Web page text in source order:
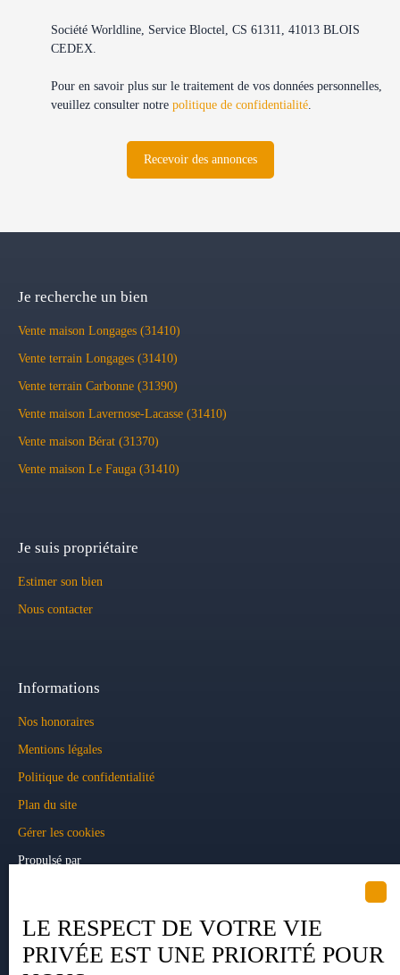
Société Worldline, Service Bloctel, CS 61311, 41013 BLOIS
CEDEX.
Pour en savoir plus sur le traitement de vos données personnelles,
veuillez consulter notre politique de confidentialité
Recevoir des annonces
Je recherche un bien
Vente maison Longages (31410)
Vente terrain Longages (31410)
Vente terrain Carbonne (31390)
Vente maison Lavernose-Lacasse (31410)
Vente maison Bérat (31370)
Vente maison Le Fauga (31410)
Je suis propriétaire
Estimer son bien
Nous contacter
Informations
Nos honoraires
Mentions légales
Politique de confidentialité
Plan du site
Gérer les cookies
Propulsé par
+33 5 34 35 15 90
LE RESPECT DE VOTRE VIE
PRIVÉE EST UNE PRIORITÉ POUR